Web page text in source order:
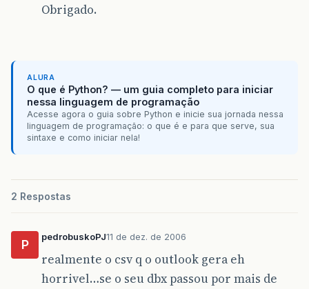
Obrigado.
ALURA
O que é Python? — um guia completo para iniciar
nessa linguagem de programação
Acesse agora o guia sobre Python e inicie sua jornada nessa
linguagem de programação: o que é e para que serve, sua
sintaxe e como iniciar nela!
2 Respostas
P
pedrobuskoPJ11 de dez. de 2006
realmente o csv q o outlook gera eh
horrivel…se o seu dbx passou por mais de